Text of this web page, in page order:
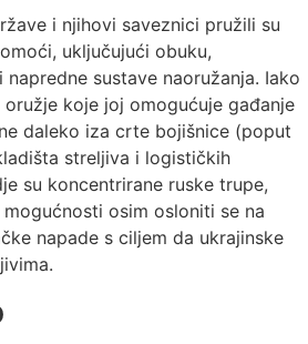
i njihovi saveznici pružili su
uključujući obuku,
sustave naoružanja. Iako
koje joj omogućuje gađanje
daleko iza crte bojišnice (poput
streljiva i logističkih
su koncentrirane ruske trupe,
osim osloniti se na
napade s ciljem da ukrajinske